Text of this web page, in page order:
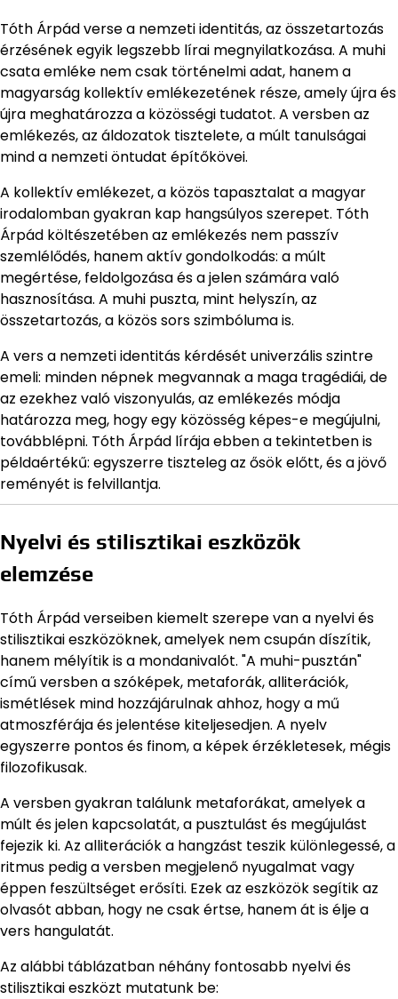
Tóth Árpád verse a nemzeti identitás, az összetartozás
érzésének egyik legszebb lírai megnyilatkozása. A muhi
csata emléke nem csak történelmi adat, hanem a
magyarság kollektív emlékezetének része, amely újra és
újra meghatározza a közösségi tudatot. A versben az
emlékezés, az áldozatok tisztelete, a múlt tanulságai
mind a nemzeti öntudat építőkövei.
A kollektív emlékezet, a közös tapasztalat a magyar
irodalomban gyakran kap hangsúlyos szerepet. Tóth
Árpád költészetében az emlékezés nem passzív
szemlélődés, hanem aktív gondolkodás: a múlt
megértése, feldolgozása és a jelen számára való
hasznosítása. A muhi puszta, mint helyszín, az
összetartozás, a közös sors szimbóluma is.
A vers a nemzeti identitás kérdését univerzális szintre
emeli: minden népnek megvannak a maga tragédiái, de
az ezekhez való viszonyulás, az emlékezés módja
határozza meg, hogy egy közösség képes-e megújulni,
továbblépni. Tóth Árpád lírája ebben a tekintetben is
példaértékű: egyszerre tiszteleg az ősök előtt, és a jövő
reményét is felvillantja.
Nyelvi és stilisztikai eszközök
elemzése
Tóth Árpád verseiben kiemelt szerepe van a nyelvi és
stilisztikai eszközöknek, amelyek nem csupán díszítik,
hanem mélyítik is a mondanivalót. "A muhi-pusztán"
című versben a szóképek, metaforák, alliterációk,
ismétlések mind hozzájárulnak ahhoz, hogy a mű
atmoszférája és jelentése kiteljesedjen. A nyelv
egyszerre pontos és finom, a képek érzékletesek, mégis
filozofikusak.
A versben gyakran találunk metaforákat, amelyek a
múlt és jelen kapcsolatát, a pusztulást és megújulást
fejezik ki. Az alliterációk a hangzást teszik különlegessé, a
ritmus pedig a versben megjelenő nyugalmat vagy
éppen feszültséget erősíti. Ezek az eszközök segítik az
olvasót abban, hogy ne csak értse, hanem át is élje a
vers hangulatát.
Az alábbi táblázatban néhány fontosabb nyelvi és
stilisztikai eszközt mutatunk be: